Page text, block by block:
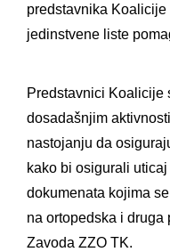
predstavnika
jedinstvene liste
Predstavnici Koalicije
dosadašnjim
nastojanju da
kako bi osigurali
dokumenata kojima
na ortopedska i
Zavoda ZZO TK.